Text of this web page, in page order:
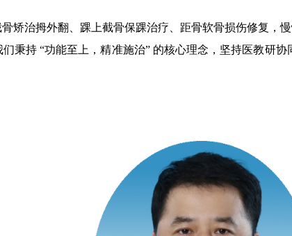
矫治拇外翻、踝上截骨保踝治疗、距骨软骨损伤修复 ，
秉持 “功能至上，精准施治” 的核心理念，坚持医教研